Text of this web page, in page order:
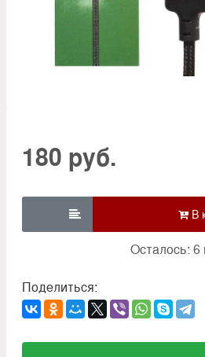
180 руб.

Осталось: 6
Поделиться: